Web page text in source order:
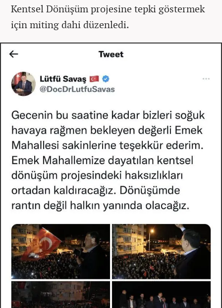
Kentsel Dönüşüm projesine tepki göstermek
için miting dahi düzenledi.